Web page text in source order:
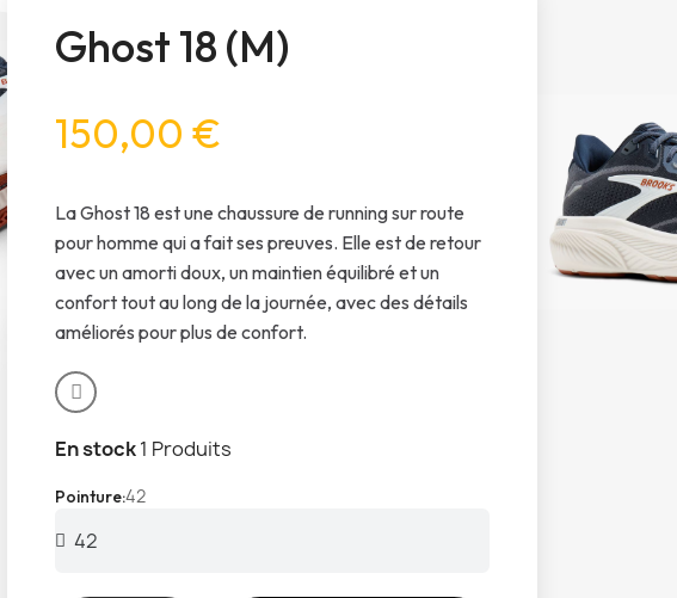
Ghost 18 (M)
150,00 €
La Ghost 18 est une chaussure de running sur route
pour homme qui a fait ses preuves. Elle est de retour
avec un amorti doux, un maintien équilibré et un
confort tout au long de la journée, avec des détails
améliorés pour plus de confort.
En stock1 Produits
Pointure42